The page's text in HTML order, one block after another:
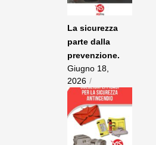
La sicurezza
parte dalla
prevenzione.
Giugno 18,
2026 /